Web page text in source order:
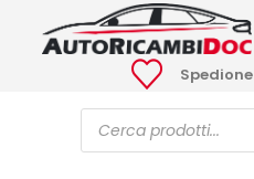
Ricerca
prodotti